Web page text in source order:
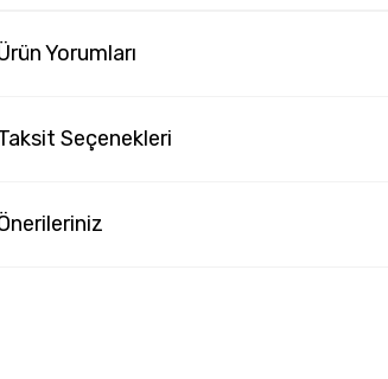
Yorumları
Seçenekleri